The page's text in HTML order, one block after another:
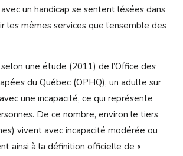
un handicap se sentent lésées dans
les mêmes services que l’ensemble des
une étude (2011) de l’Office des
du Québec (OPHQ), un adulte sur
une incapacité, ce qui représente
De ce nombre, environ le tiers
vivent avec incapacité modérée ou
ainsi à la définition officielle de «